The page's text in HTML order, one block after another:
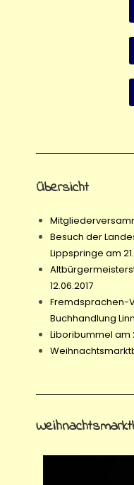
Übersicht
Besuch der
Lippspringe am
12.06.2017
Fremdsprachen-
Buchhandlung
Liboribummel am